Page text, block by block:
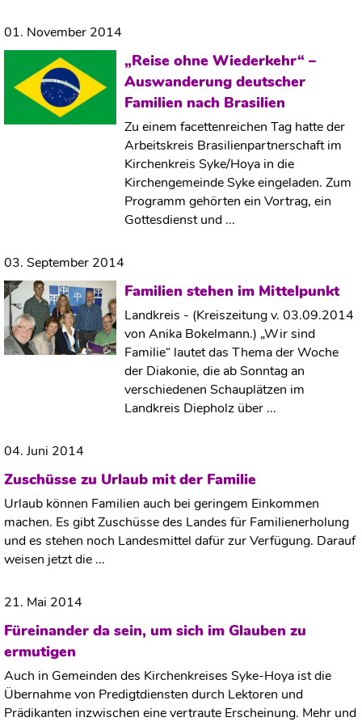
01. November 2014
„Reise ohne Wiederkehr“ –
Auswanderung deutscher
Familien nach Brasilien
Zu einem facettenreichen Tag hatte der
Arbeitskreis Brasilienpartnerschaft im
Kirchenkreis Syke/Hoya in die
Kirchengemeinde Syke eingeladen. Zum
Programm gehörten ein Vortrag, ein
Gottesdienst und ...
03. September 2014
Familien stehen im Mittelpunkt
Landkreis - (Kreiszeitung v. 03.09.2014
von Anika Bokelmann.) „Wir sind
Familie“ lautet das Thema der Woche
der Diakonie, die ab Sonntag an
verschiedenen Schauplätzen im
Landkreis Diepholz über ...
04. Juni 2014
Zuschüsse zu Urlaub mit der Familie
Urlaub können Familien auch bei geringem Einkommen
machen. Es gibt Zuschüsse des Landes für Familienerholung
und es stehen noch Landesmittel dafür zur Verfügung. Darauf
weisen jetzt die ...
21. Mai 2014
Füreinander da sein, um sich im Glauben zu
ermutigen
Auch in Gemeinden des Kirchenkreises Syke-Hoya ist die
Übernahme von Predigtdiensten durch Lektoren und
Prädikanten inzwischen eine vertraute Erscheinung. Mehr und